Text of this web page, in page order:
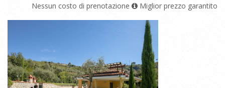
Nessun costo di prenotazione
Miglior prezzo garantito